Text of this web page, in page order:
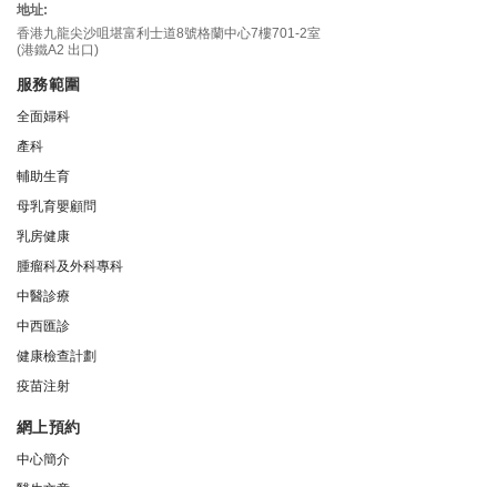
地址:
香港九龍尖沙咀堪富利士道8號格蘭中心7樓701-2室
(港鐵A2 出口)
服務範圍
全面婦科
產科
輔助生育
母乳育嬰顧問
乳房健康
腫瘤科及外科專科
中醫診療
中西匯診
健康檢查計劃
疫苗注射
網上預約
中心簡介